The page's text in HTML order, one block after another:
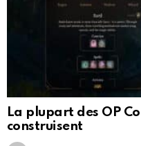
La plupart des OP
construisent